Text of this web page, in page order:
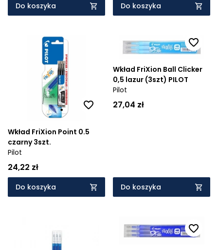
Do koszyka Do koszyka
Wkład FriXion Point 0.5
czarny 3szt.
Pilot
24,22 zł
Do koszyka
Wkład FriXion Ball Clicker
0,5 lazur (3szt) PILOT
Pilot
27,04 zł
Do koszyka